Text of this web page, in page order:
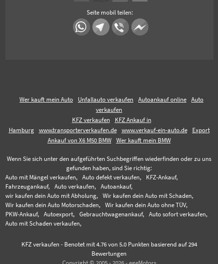
Seite mobil teilen:
Wer kauft mein Auto Unfallauto verkaufen Autoankauf online
Auto
verkaufen
KFZ verkaufen
KFZ Ankauf in
Hamburg
www.transporterverkaufen.de www.verkauf-ein-auto.de
Export
Ankauf von X6 M50 BMW
Wer kauft mein BMW
Wenn Sie sich unter den aufgeführten Suchbegriffen wiederfinden oder zu uns
gefunden haben, sind Sie richtig:
Auto mit Mängel verkaufen,
Auto defekt verkaufen,
KFZ-Ankauf,
Fahrzeugankauf,
Auto verkaufen,
Autoankauf,
wir kaufen dein Auto mit Abholung,
Wir kaufen dein Auto mit Schaden,
Wir kaufen dein Auto Motorschaden,
Wir kaufen dein Auto ohne TÜV,
PKW-Ankauf,
Autoexport, Gebrauchtwagenankauf,
Auto sofort verkaufen,
Auto mit Schaden verkaufen,
KFZ verkaufen- Benotet mit 4.76von 5.0 Punkten basierend auf 294
Bewertungen